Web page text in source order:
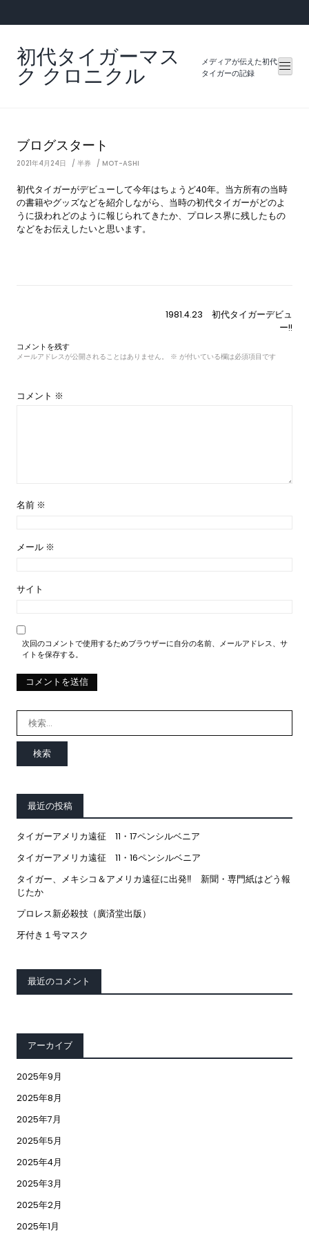
初代タイガーマス
ク クロニクル
メディアが伝えた初代
タイガーの記録
ブログスタート
2021年4月24日 半券 MOT-ASHI
初代タイガーがデビューして今年はちょうど40年。当方所有の当時
の書籍やグッズなどを紹介しながら、当時の初代タイガーがどのよ
うに扱われどのように報じられてきたか、プロレス界に残したもの
などをお伝えしたいと思います。
ビ
シ
1981.4.23 初代タイガーデビュ
ー!!
コメントを残す
メールアドレスが公開されることはありません。 ※ が付いている欄は必須項目です
コメント ※
名前 ※
メール ※
サイト
次回のコメントで使用するためブラウザーに自分の名前、メールアドレス、サ
イトを保存する。
最近の投稿
タイガーアメリカ遠征 11・17ペンシルベニア
タイガーアメリカ遠征 11・16ペンシルベニア
タイガー、メキシコ＆アメリカ遠征に出発‼ 新聞・専門紙はどう報
じたか
プロレス新必殺技（廣済堂出版）
牙付き１号マスク
最近のコメント
アーカイブ
2025年9月
2025年8月
2025年7月
2025年5月
2025年4月
2025年3月
2025年2月
2025年1月